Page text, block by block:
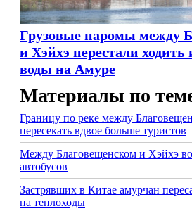
Грузовые паромы между
и Хэйхэ перестали ходить
воды на Амуре
Материалы по
Границу по реке между
пересекать вдвое больше туристов
Между Благовещенском и Хэйхэ
автобусов
Застрявших в Китае амурчан
на теплоходы